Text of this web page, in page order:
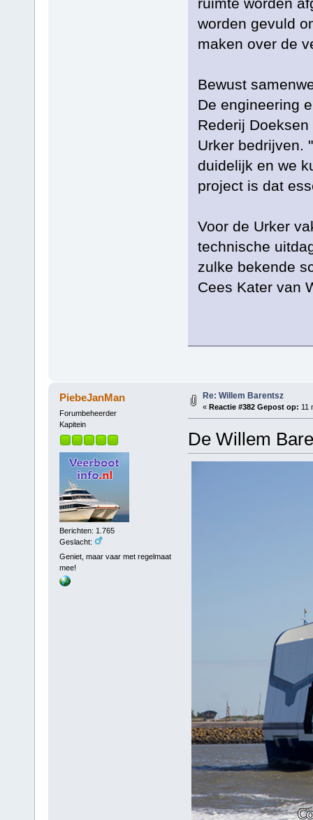
worden gevuld
maken over de
Bewust
De engineering
Rederij
Urker bedrijven.
duidelijk en we
project is dat
Voor de Urker
technische
zulke bekende
Cees Kater van
PiebeJanMan
Forumbeheerder
Kapitein
Berichten: 1.765
Geslacht:
Geniet, maar vaar met regelmaat
mee!
Re: Willem Barentsz
« Reactie #382 Gepost op: 11
De Willem